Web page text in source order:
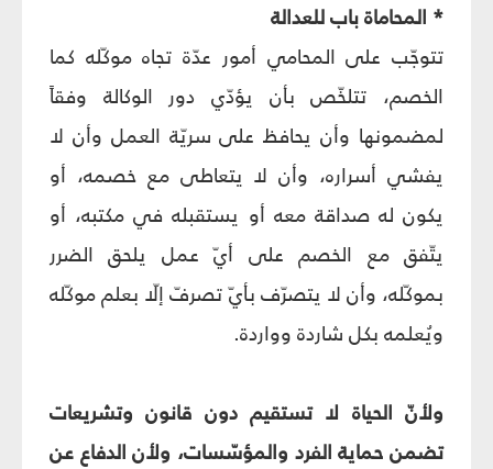
* المحاماة باب للعدالة
تتوجّب على المحامي أمور عدّة تجاه موكّله كما
الخصم، تتلخّص بأن يؤدّي دور الوكالة وفقاً
لمضمونها وأن يحافظ على سريّة العمل وأن لا
يفشي أسراره، وأن لا يتعاطى مع خصمه، أو
يكون له صداقة معه أو يستقبله في مكتبه، أو
يتّفق مع الخصم على أيّ عمل يلحق الضرر
بموكّله، وأن لا يتصرّف بأيّ تصرفّ إلّا بعلم موكّله
ويُعلمه بكل شاردة وواردة.
ولأنّ الحياة لا تستقيم دون قانون وتشريعات
تضمن حماية الفرد والمؤسّسات، ولأن الدفاع عن